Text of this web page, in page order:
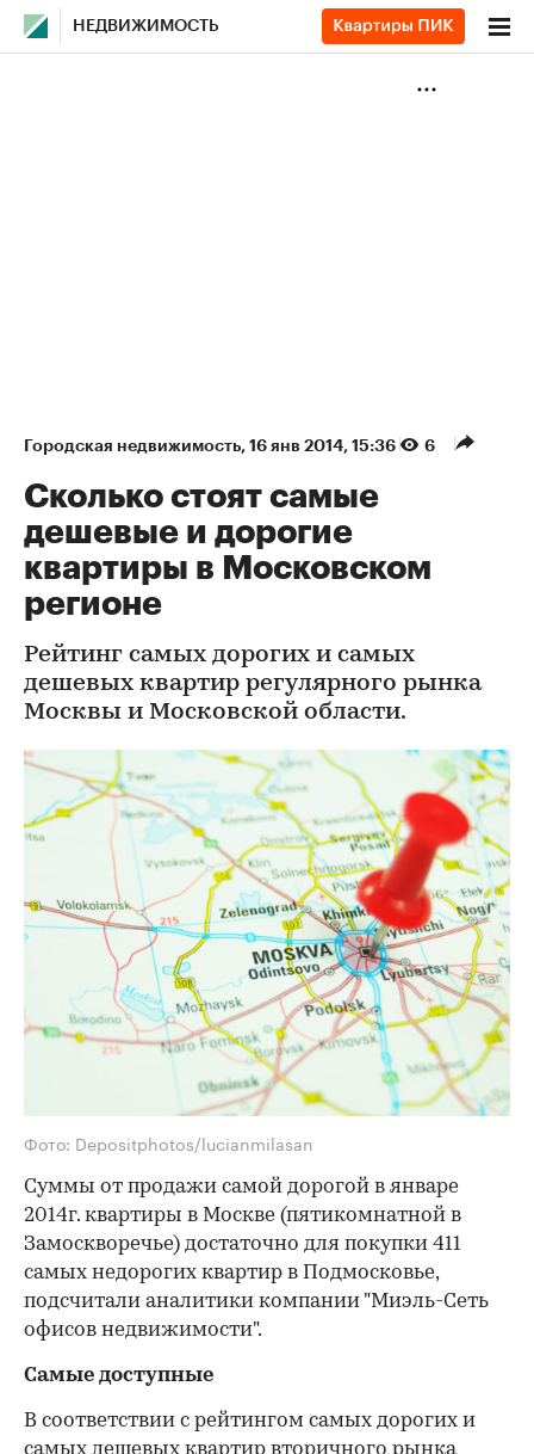
НЕДВИЖИМОСТЬ
Городская недвижимость⁠, 16 янв 2014, 15:36 6
Сколько стоят самые
дешевые и дорогие
квартиры в Московском
регионе
Рейтинг самых дорогих и самых
дешевых квартир регулярного рынка
Москвы и Московской области.
Фото: Depositphotos/lucianmilasan
Суммы от продажи самой дорогой в январе
2014г. квартиры в Москве (пятикомнатной в
Замоскворечье) достаточно для покупки 411
самых недорогих квартир в Подмосковье,
подсчитали аналитики компании "Миэль-Cеть
офисов недвижимости".
Самые доступные
В соответствии с рейтингом самых дорогих и
самых дешевых квартир вторичного рынка